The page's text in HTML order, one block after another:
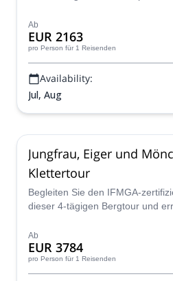
Ab
EUR 2163
pro Person für 1 Reisenden
Availability:
Jul, Aug
Jungfrau, Eiger und
Klettertour
Begleiten Sie den IFMGA-
dieser 4-tägigen Bergtour und
Der Eiger ist ein ikonischer Berg
Nordwand. Das Klettern auf dem
Mittellegi-Grat ist ein echtes
die Jungfrau fügen einige
Ab
EUR 3784
pro Person für 1 Reisenden